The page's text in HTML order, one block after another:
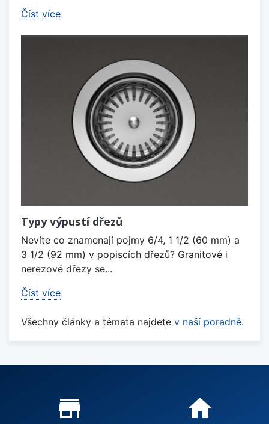
Číst více
Typy výpustí dřezů
Nevíte co znamenají pojmy 6/4, 1 1/2 (60 mm) a
3 1/2 (92 mm) v popiscích dřezů? Granitové i
nerezové dřezy se...
Číst více
Všechny články a témata najdete v naší poradně.
Proč nakupovat u nás?
store_mall_directory home